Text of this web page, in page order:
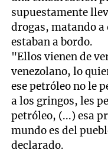
supuestamente
drogas, matando
estaban a bordo.
"Ellos vienen de
venezolano, lo
ese petróleo no le
a los gringos, les
petróleo, (...) esa
mundo es del
declarado.